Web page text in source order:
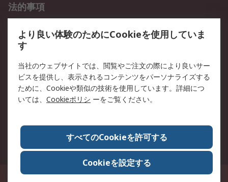
法的事項
クッキーポリシー
RSについて
会社概要
採用情報
プレスリリース＆お知ら
コーポレートサイト
全世界のRS
RSの歴史
ESGへの取り組み（英語）
認証について
〒240-0005 神奈川県横浜市保土ヶ谷区神戸町134番地 横浜ビジネスパーク ウ
より良い体験のためにCookieを使用していま
す
当社のウェブサイトでは、閲覧やご注文の際により良いサー
ビスを提供し、表示されるコンテンツをパーソナライズする
ために、Cookieや類似の技術を使用しています。詳細につ
いては、 Cookieポリシ ーをご覧ください。
すべてのCookieを許可する
Cookieを設定する